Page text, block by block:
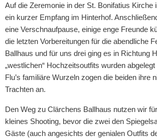
Auf die Zeremonie in der St. Bonifatius Kirche
ein kurzer Empfang im Hinterhof.
eine Verschnaufpause, einige enge Freunde
die letzten Vorbereitungen für die abendliche
Ballhaus und für uns drei ging es in Richtung
„westlichen“ Hochzeitsoutfits wurden
Flu’s familiäre Wurzeln zogen die beiden ihre
Trachten an.
Den Weg zu Clärchens Ballhaus nutzen wir
kleines Shooting, bevor die zwei den
Gäste (auch angesichts der genialen Outfits